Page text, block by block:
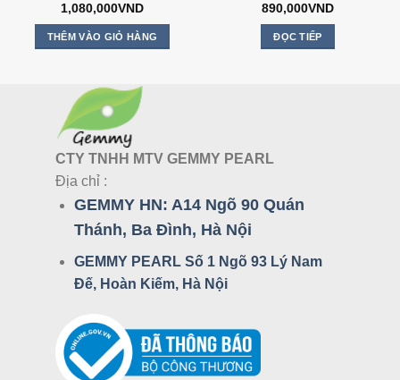
1,080,000VND
THÊM VÀO GIỎ HÀNG
890,000VND
ĐỌC TIẾP
CTY TNHH MTV GEMMY PEARL
Địa chỉ :
GEMMY HN: A14 Ngõ 90 Quán
Thánh, Ba Đình, Hà Nội
GEMMY PEARL Số 1 Ngõ 93 Lý Nam
Đế, Hoàn Kiếm, Hà Nội